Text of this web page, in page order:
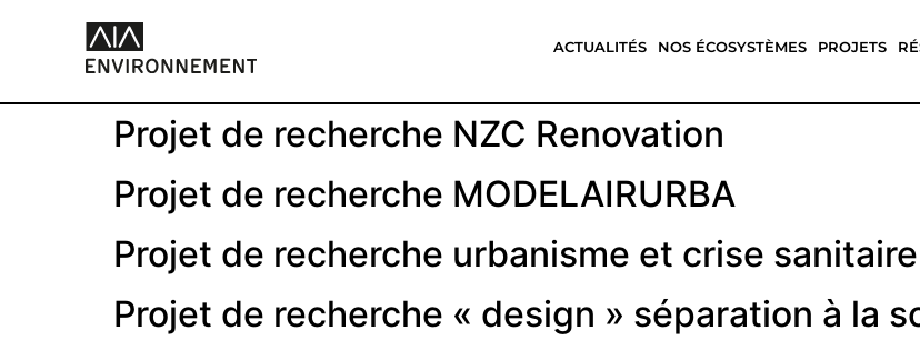
ACTUALITÉS NOS ÉCOSYSTÈMES PROJETS
Projet de recherche NZC Renovation
Projet de recherche MODELAIRURBA
Projet de recherche urbanisme et crise sanitaire
Projet de recherche « design » séparation à la